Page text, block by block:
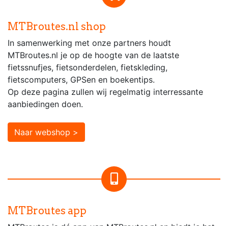
MTBroutes.nl shop
In samenwerking met onze partners houdt
MTBroutes.nl je op de hoogte van de laatste
fietssnufjes, fietsonderdelen, fietskleding,
fietscomputers, GPSen en boekentips.
Op deze pagina zullen wij regelmatig interressante
aanbiedingen doen.
Naar webshop >
MTBroutes app